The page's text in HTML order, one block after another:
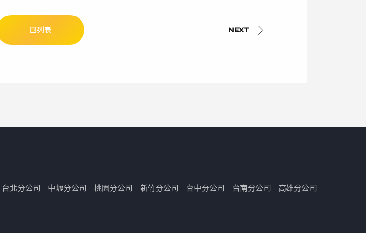
回列表
台北分公司 中壢分公司 桃園分公司 新竹分公司 台中分公司 台南分公司
高雄分公司